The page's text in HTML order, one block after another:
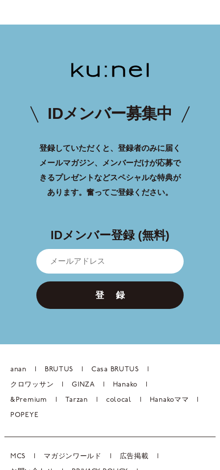
IDメンバー募集中
登録していただくと、登録者のみに届く
メールマガジン、メンバーだけが応募で
きるプレゼントなどスペシャルな特典が
あります。 奮ってご登録ください。
IDメンバー登録 (無料)
登 録
anan BRUTUS Casa BRUTUS
クロワッサン GINZA Hanako
&Premium Tarzan colocal Hanakoママ
POPEYE
MCS マガジンワールド 広告掲載